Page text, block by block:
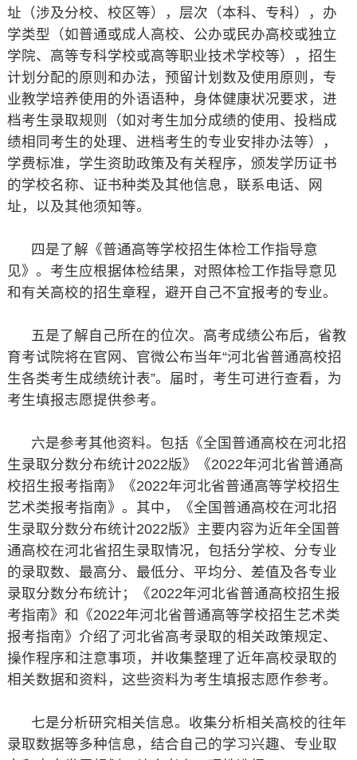
址（涉及分校、校区等），层次（本科、专科），办
学类型（如普通或成人高校、公办或民办高校或独立
学院、高等专科学校或高等职业技术学校等），招生
计划分配的原则和办法，预留计划数及使用原则，专
业教学培养使用的外语语种，身体健康状况要求，进
档考生录取规则（如对考生加分成绩的使用、投档成
绩相同考生的处理、进档考生的专业安排办法等），
学费标准，学生资助政策及有关程序，颁发学历证书
的学校名称、证书种类及其他信息，联系电话、网
址，以及其他须知等。
四是了解《普通高等学校招生体检工作指导意
见》。考生应根据体检结果，对照体检工作指导意见
和有关高校的招生章程，避开自己不宜报考的专业。
五是了解自己所在的位次。高考成绩公布后，省教
育考试院将在官网、官微公布当年“河北省普通高校招
生各类考生成绩统计表”。届时，考生可进行查看，为
考生填报志愿提供参考。
六是参考其他资料。包括《全国普通高校在河北招
生录取分数分布统计2022版》《2022年河北省普通高
校招生报考指南》《2022年河北省普通高等学校招生
艺术类报考指南》。其中，《全国普通高校在河北招
生录取分数分布统计2022版》主要内容为近年全国普
通高校在河北省招生录取情况，包括分学校、分专业
的录取数、最高分、最低分、平均分、差值及各专业
录取分数分布统计；《2022年河北省普通高校招生报
考指南》和《2022年河北省普通高等学校招生艺术类
报考指南》介绍了河北省高考录取的相关政策规定、
操作程序和注意事项，并收集整理了近年高校录取的
相关数据和资料，这些资料为考生填报志愿作参考。
七是分析研究相关信息。收集分析相关高校的往年
录取数据等多种信息，结合自己的学习兴趣、专业取